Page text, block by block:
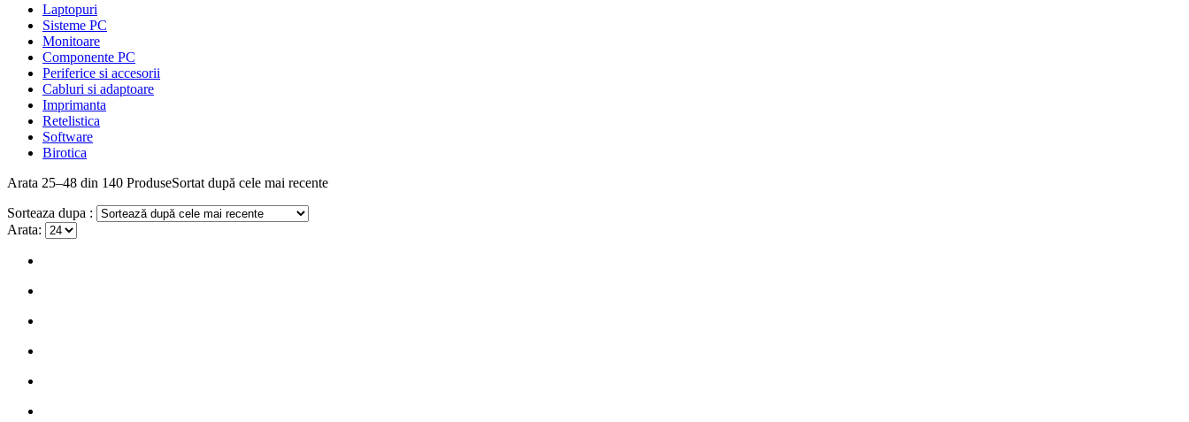
Laptopuri
Sisteme PC
Monitoare
Componente PC
Periferice si accesorii
Cabluri si adaptoare
Imprimanta
Retelistica
Software
Birotica
Arata 25–48 din 140 ProduseSortat după cele mai recente
Sorteaza dupa :
Arata: